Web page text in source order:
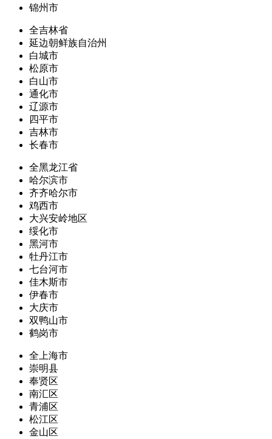
锦州市
全吉林省
延边朝鲜族自治州
白城市
松原市
白山市
通化市
辽源市
四平市
吉林市
长春市
全黑龙江省
哈尔滨市
齐齐哈尔市
鸡西市
大兴安岭地区
绥化市
黑河市
牡丹江市
七台河市
佳木斯市
伊春市
大庆市
双鸭山市
鹤岗市
全上海市
崇明县
奉贤区
南汇区
青浦区
松江区
金山区